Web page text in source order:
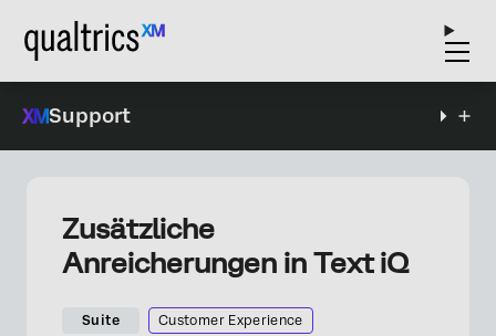
Support
Zusätzliche
Anreicherungen in Text iQ
Suite Customer Experience